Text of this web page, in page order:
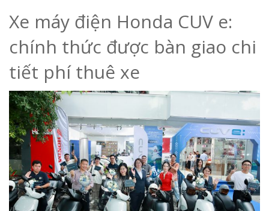
Xe máy điện Honda CUV e:
chính thức được bàn giao chi
tiết phí thuê xe